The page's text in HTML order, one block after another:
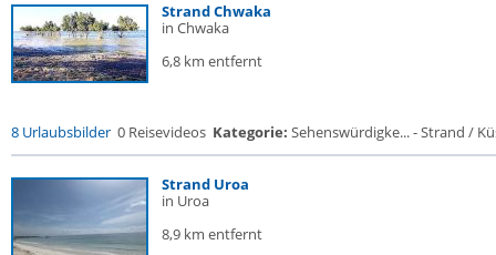
Strand Chwaka
in Chwaka
6,8 km entfernt
8 Urlaubsbilder 0 Reisevideos Kategorie: Sehenswürdigke... - Strand /
Strand Uroa
in Uroa
8,9 km entfernt